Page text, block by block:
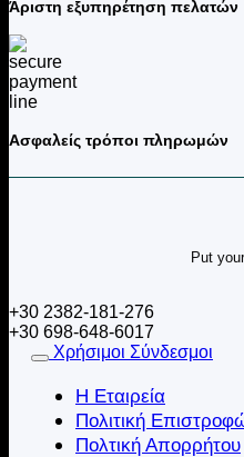
Άριστη εξυπηρέτηση πελατών
Ασφαλείς τρόποι πληρωμών
Put
+30 2382-181-276
+30 698-648-6017
Χρήσιμοι Σύνδεσμοι
Η Εταιρεία
Πολιτική
Πολτική Απορρήτου